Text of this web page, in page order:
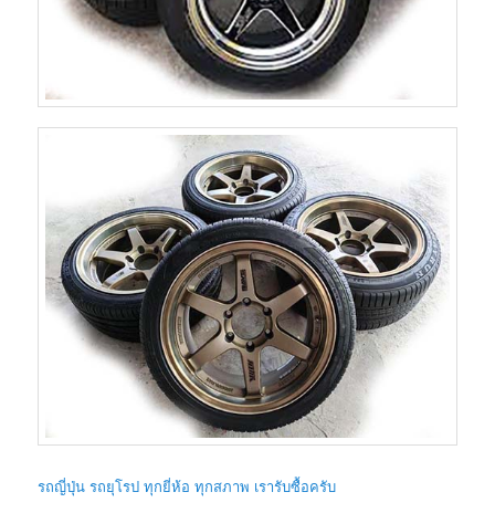
รถญี่ปุ่น รถยุโรป ทุกยี่ห้อ ทุกสภาพ เรารับซื้อครับ